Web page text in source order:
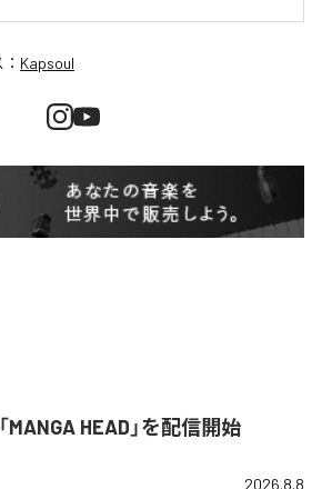
Kapsoul
MANGA HEAD」を配信開始
2026.8.8